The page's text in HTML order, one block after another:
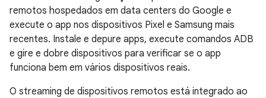
remotos hospedados em data centers do Google e
execute o app nos dispositivos Pixel e Samsung mais
recentes. Instale e depure apps, execute comandos ADB
e gire e dobre dispositivos para verificar se o app
funciona bem em vários dispositivos reais.
O streaming de dispositivos remotos está integrado ao